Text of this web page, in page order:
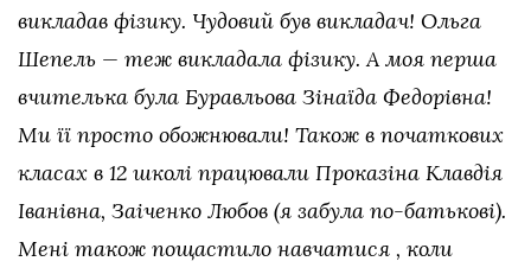
викладав фізику. Чудовий був викладач! Ольга
Шепель — теж викладала фізику. А моя перша
вчителька була Буравльова Зінаїда Федорівна!
Ми її просто обожнювали! Також в початкових
класах в 12 школі працювали Проказіна Клавдія
Іванівна, Заіченко Любов (я забула по-батькові).
Мені також пощастило навчатися , коли